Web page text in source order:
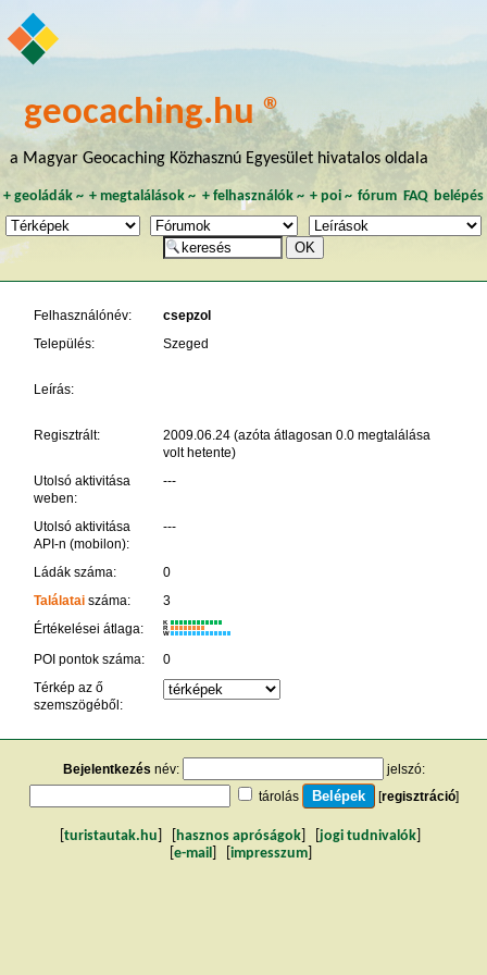
geocaching.hu ®
a Magyar Geocaching Közhasznú Egyesület hivatalos oldala
+ geoládák~ +megtalálások ~ + felhasználók~ + poi~ fórum FAQ belépés
Felhasználónév:
csepzol
Település:
Szeged
Leírás:
Regisztrált:
2009.06.24 (azóta átlagosan 0.0 megtalálása
volt hetente)
Utolsó aktivitása
weben:
---
Utolsó aktivitása
API-n (mobilon):
---
Ládák száma:
0
Találataiszáma:
3
Értékelései átlaga:
K
R
W
POI pontok száma:
0
Térkép az ő
szemszögéből:
Bejelentkezés név:
jelszó:
tárolás
[regisztráció]
turistautak.hu hasznos apróságok jogi tudnivalók
e-mail impresszum]